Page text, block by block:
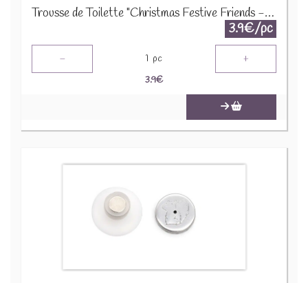
Trousse de Toilette "Christmas Festive Friends - Amis Festifs" (Petit) - XBAG212S
3.9€/pc
- 1 pc +
3.9€